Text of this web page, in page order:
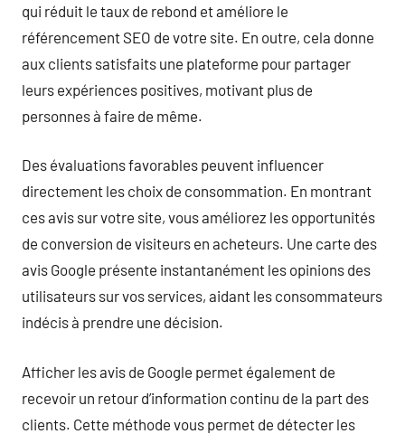
qui réduit le taux de rebond et améliore le
référencement SEO de votre site. En outre, cela donne
aux clients satisfaits une plateforme pour partager
leurs expériences positives, motivant plus de
personnes à faire de même.
Des évaluations favorables peuvent influencer
directement les choix de consommation. En montrant
ces avis sur votre site, vous améliorez les opportunités
de conversion de visiteurs en acheteurs. Une carte des
avis Google présente instantanément les opinions des
utilisateurs sur vos services, aidant les consommateurs
indécis à prendre une décision.
Afficher les avis de Google permet également de
recevoir un retour d’information continu de la part des
clients. Cette méthode vous permet de détecter les